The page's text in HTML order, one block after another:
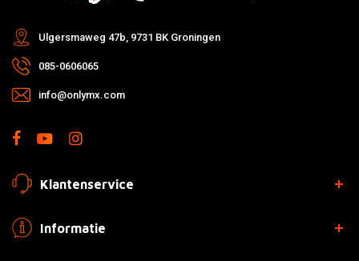
Ulgersmaweg 47b, 9731 BK Groningen
085-0606065
info@onlymx.com
Klantenservice
Informatie